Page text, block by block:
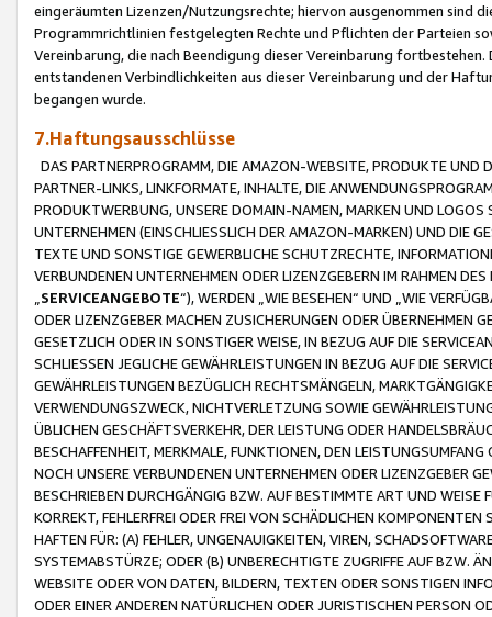
eingeräumten Lizenzen/Nutzungsrechte; hiervon ausgenommen sind
Programmrichtlinien festgelegten Rechte und Pflichten der Parteien
Vereinbarung, die nach Beendigung dieser Vereinbarung
entstandenen Verbindlichkeiten aus dieser Vereinbarung und der
begangen wurde.
7.Haftungsausschlüsse
DAS PARTNERPROGRAMM, DIE AMAZON-WEBSITE, PRODUKTE UND
PARTNER-LINKS, LINKFORMATE, INHALTE, DIE
PRODUKTWERBUNG, UNSERE DOMAIN-NAMEN, MARKEN UND
UNTERNEHMEN (EINSCHLIESSLICH DER AMAZON-MARKEN) UND DIE
TEXTE UND SONSTIGE GEWERBLICHE SCHUTZRECHTE,
VERBUNDENEN UNTERNEHMEN ODER LIZENZGEBERN IM RAHMEN
SERVICEANGEBOTE“), WERDEN „WIE BESEHEN“ UND „WIE
ODER LIZENZGEBER MACHEN ZUSICHERUNGEN ODER ÜBERNEHMEN
GESETZLICH ODER IN SONSTIGER WEISE, IN BEZUG AUF DIE
SCHLIESSEN JEGLICHE GEWÄHRLEISTUNGEN IN BEZUG AUF DIE
GEWÄHRLEISTUNGEN BEZÜGLICH RECHTSMÄNGELN,
VERWENDUNGSZWECK, NICHTVERLETZUNG SOWIE
ÜBLICHEN GESCHÄFTSVERKEHR, DER LEISTUNG ODER
BESCHAFFENHEIT, MERKMALE, FUNKTIONEN, DEN
NOCH UNSERE VERBUNDENEN UNTERNEHMEN ODER LIZENZGEBER
BESCHRIEBEN DURCHGÄNGIG BZW. AUF BESTIMMTE ART UND
KORREKT, FEHLERFREI ODER FREI VON SCHÄDLICHEN
HAFTEN FÜR: (A) FEHLER, UNGENAUIGKEITEN, VIREN,
SYSTEMABSTÜRZE; ODER (B) UNBERECHTIGTE ZUGRIFFE AUF BZW.
WEBSITE ODER VON DATEN, BILDERN, TEXTEN ODER SONSTIGEN
ODER EINER ANDEREN NATÜRLICHEN ODER JURISTISCHEN PERSON